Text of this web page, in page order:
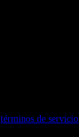
términos de servicio